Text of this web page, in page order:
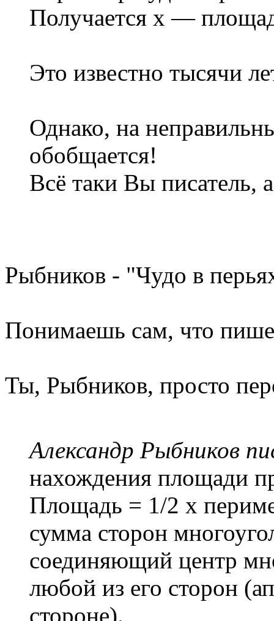
Получается х —
Это известно тысячи
Однако, на
обобщается!
Всё таки Вы писатель,
Рыбников - "Чудо в
Понимаешь сам, что
Ты, Рыбников, просто
Александр Рыбников
нахождения площади
Площадь = 1/2 х
сумма сторон
соединяющий центр
любой из его сторон
стороне).